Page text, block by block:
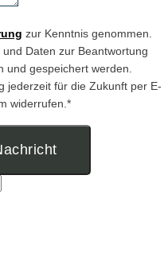
zur Kenntnis genommen.
Daten zur Beantwortung
und gespeichert werden.
jederzeit für die Zukunft per E-
widerrufen.*